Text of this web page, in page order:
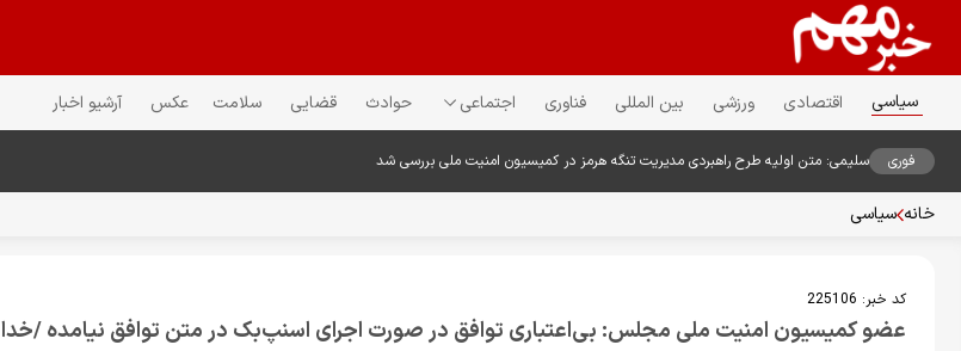
سیاسی اقتصادی ورزشی بین المللی فناوری اجتماعی حوادث قضایی سلامت عکس آرشیو اخبار
فوری سلیمی: متن اولیه طرح راهبردی مدیریت تنگه هرمز در کمیسیون امنیت ملی بررسی شد
خانه سیاسی
کد خبر: 225106
عضو کمیسیون امنیت ملی مجلس: بی‌اعتباری توافق در صورت اجرای اسنپ‌بک در متن توافق نیامده /خدا